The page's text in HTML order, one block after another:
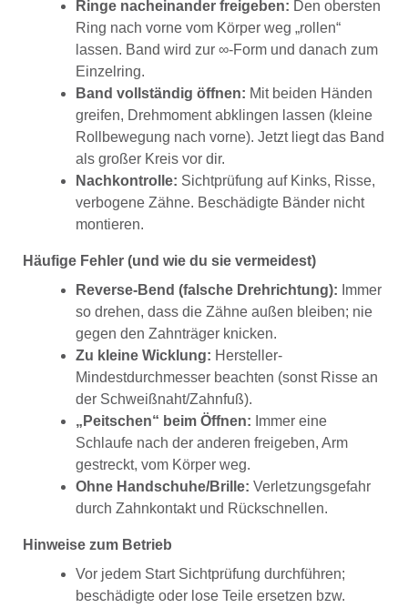
Ringe nacheinander freigeben: Den obersten
Ring nach vorne vom Körper weg „rollen“
lassen. Band wird zur ∞-Form und danach zum
Einzelring.
Band vollständig öffnen: Mit beiden Händen
greifen, Drehmoment abklingen lassen (kleine
Rollbewegung nach vorne). Jetzt liegt das Band
als großer Kreis vor dir.
Nachkontrolle: Sichtprüfung auf Kinks, Risse,
verbogene Zähne. Beschädigte Bänder nicht
montieren.
Häufige Fehler (und wie du sie vermeidest)
Reverse-Bend (falsche Drehrichtung): Immer
so drehen, dass die Zähne außen bleiben; nie
gegen den Zahnträger knicken.
Zu kleine Wicklung: Hersteller-
Mindestdurchmesser beachten (sonst Risse an
der Schweißnaht/Zahnfuß).
„Peitschen“ beim Öffnen: Immer eine
Schlaufe nach der anderen freigeben, Arm
gestreckt, vom Körper weg.
Ohne Handschuhe/Brille: Verletzungsgefahr
durch Zahnkontakt und Rückschnellen.
Hinweise zum Betrieb
Vor jedem Start Sichtprüfung durchführen;
beschädigte oder lose Teile ersetzen bzw.